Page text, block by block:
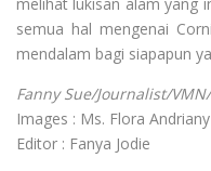
melihat lukisan alam yang
semua hal mengenai
mendalam bagi siapapun
Fanny Sue/Journalist/
Images : Ms. Flora Andriany
Editor : Fanya Jodie